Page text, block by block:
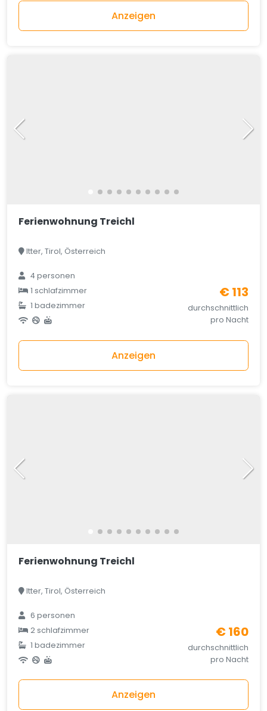
Anzeigen
Ferienwohnung Treichl
Itter, Tirol, Österreich
4 personen
1 schlafzimmer
1 badezimmer
€ 113
durchschnittlich
pro Nacht
Anzeigen
Ferienwohnung Treichl
Itter, Tirol, Österreich
6 personen
2 schlafzimmer
1 badezimmer
€ 160
durchschnittlich
pro Nacht
Anzeigen